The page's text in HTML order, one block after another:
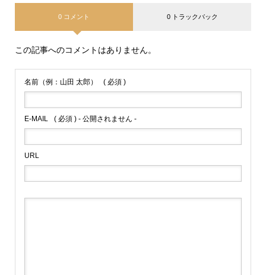
0 コメント 0 トラックバック
この記事へのコメントはありません。
名前（例：山田 太郎） ( 必須 )
E-MAIL ( 必須 ) - 公開されません -
URL